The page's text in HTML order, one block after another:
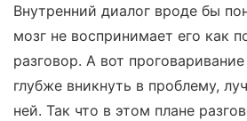
Внутренний диалог вроде бы
мозг не воспринимает его как
разговор. А вот
глубже вникнуть в проблему,
ней. Так что в этом плане